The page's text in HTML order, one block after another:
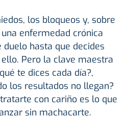
los bloqueos y, sobre
enfermedad crónica
hasta que decides
Pero la clave maestra
te dices cada día?,
los resultados no llegan?
con cariño es lo que
sin machacarte.